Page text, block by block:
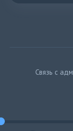
Связь с